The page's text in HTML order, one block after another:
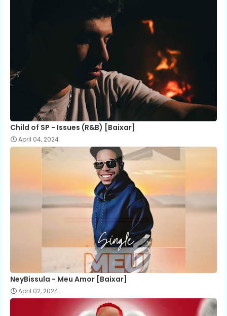
Child of SP - Issues (R&B) [Baixar]
April 04, 2024
NeyBissula - Meu Amor [Baixar]
April 02, 2024